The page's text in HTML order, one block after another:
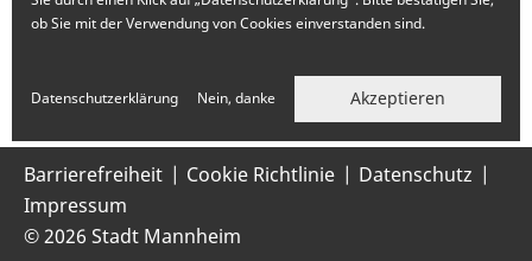
Barrierefreiheit Cookie Richtlinie
Datenschutz
Impressum
© 2026 Stadt Mannheim
ob Sie mit der Verwendung von Cookies einverstanden sind.
Datenschutzerklärung Nein, danke Akzeptieren